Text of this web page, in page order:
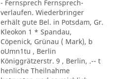
- Fernsprech Fernsprech-
verlaufen. Wiederbringer
erhält gute Bel. in Potsdam, Gr.
Kleokon 1 * Spandau,
Cöpenick, Grünau ( Mark), b
oUmn1tu , Berlin
Königgrätzerstr. 9 , Berlin, .-- t
henliche Theilnahme